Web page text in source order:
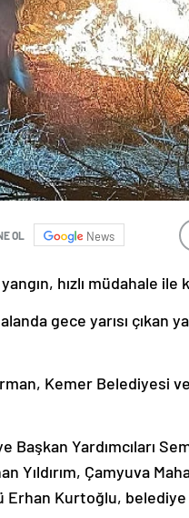
OL News
hızlı müdahale ile
gece yarısı çıkan
Kemer Belediyesi
Başkan Yardımcıları
Yıldırım, Çamyuva
Erhan Kurtoğlu,